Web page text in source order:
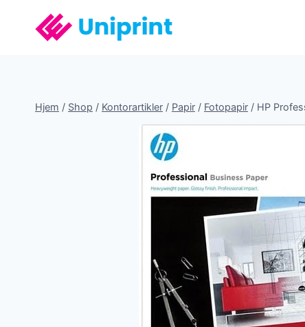
Hjem / Shop / Kontorartikler / Papir / Fotopapir / HP